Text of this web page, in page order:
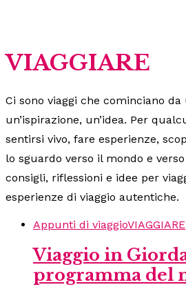
VIAGGIARE
Ci sono viaggi che cominciano da
un’ispirazione, un’idea. Per
sentirsi vivo, fare esperienze,
lo sguardo verso il mondo e
consigli, riflessioni e idee per
esperienze di viaggio autentiche.
Appunti di viaggioVIAGGIARE
Viaggio in
programma del